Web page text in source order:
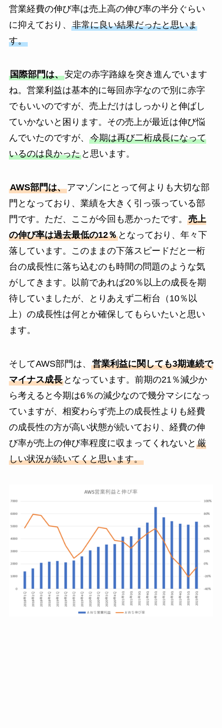
営業経費の伸び率は売上高の伸び率の半分ぐらい
に抑えており、 非常に良い結果だったと思いま
す。
国際部門は、安定の赤字路線を突き進んでいます
ね。営業利益は基本的に毎回赤字なので別に赤字
でもいいのですが、売上だけはしっかりと伸ばし
ていかないと困ります。その売上が最近は伸び悩
んでいたのですが、 今期は再び二桁成長になって
いるのは良かったと思います。
AWS部門は、アマゾンにとって何よりも大切な部
門となっており、業績を大きく引っ張っている部
門です。ただ、ここが今回も悪かったです。 売上
の伸び率は過去最低の12％となっており、年々下
落しています。このままの下落スピードだと一桁
台の成長性に落ち込むのも時間の問題のような気
がしてきます。以前であれば20％以上の成長を期
待していましたが、とりあえず二桁台（10％以
上）の成長性は何とか確保してもらいたいと思い
ます。
そしてAWS部門は、 営業利益に関しても3期連続で
マイナス成長となっています。前期の21％減少か
ら考えると今期は6％の減少なので幾分マシになっ
ていますが、相変わらず売上の成長性よりも経費
の成長性の方が高い状態が続いており、経費の伸
び率が売上の伸び率程度に収まってくれないと 厳
しい状況が続いてくと思います。